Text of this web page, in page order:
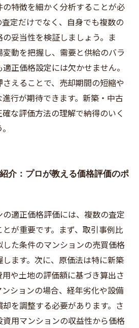
特徴を細かく分析することが必
定だけでなく、自身でも複数の
妥当性を検証しましょう。ま
動を把握し、需要と供給のバラ
正価格設定には欠かせません。
えることで、売却期間の短縮や
行が期待できます。新築・中古
な評価方法の理解で納得のいく
介：プロが教える価格評価のポ
適正価格評価には、複数の査定
が重要です。まず、取引事例比
た条件のマンションの売買価格
ます。次に、原価法は特に新築
や土地の評価額に基づき算出さ
ションの場合、経年劣化や設備
を調整する必要があります。さ
用マンションの収益性から価格